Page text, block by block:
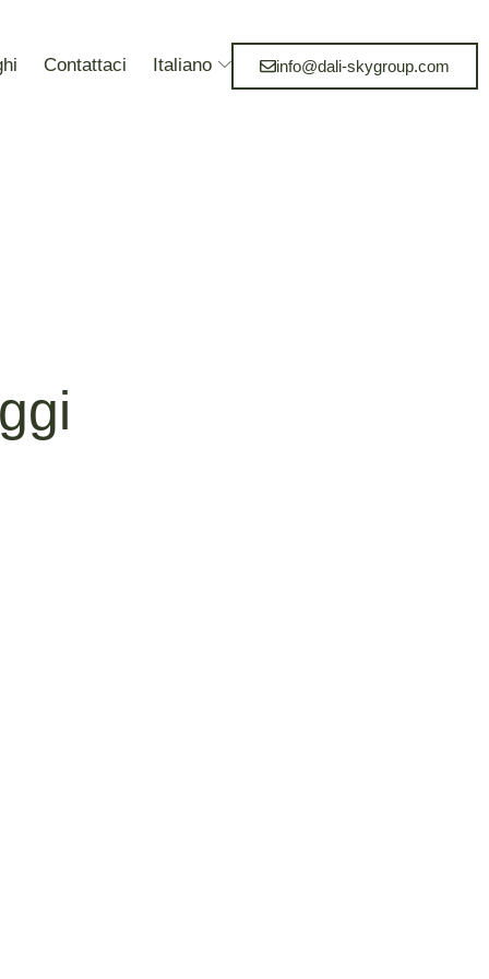
Contattaci Italiano info@dali-skygroup.com